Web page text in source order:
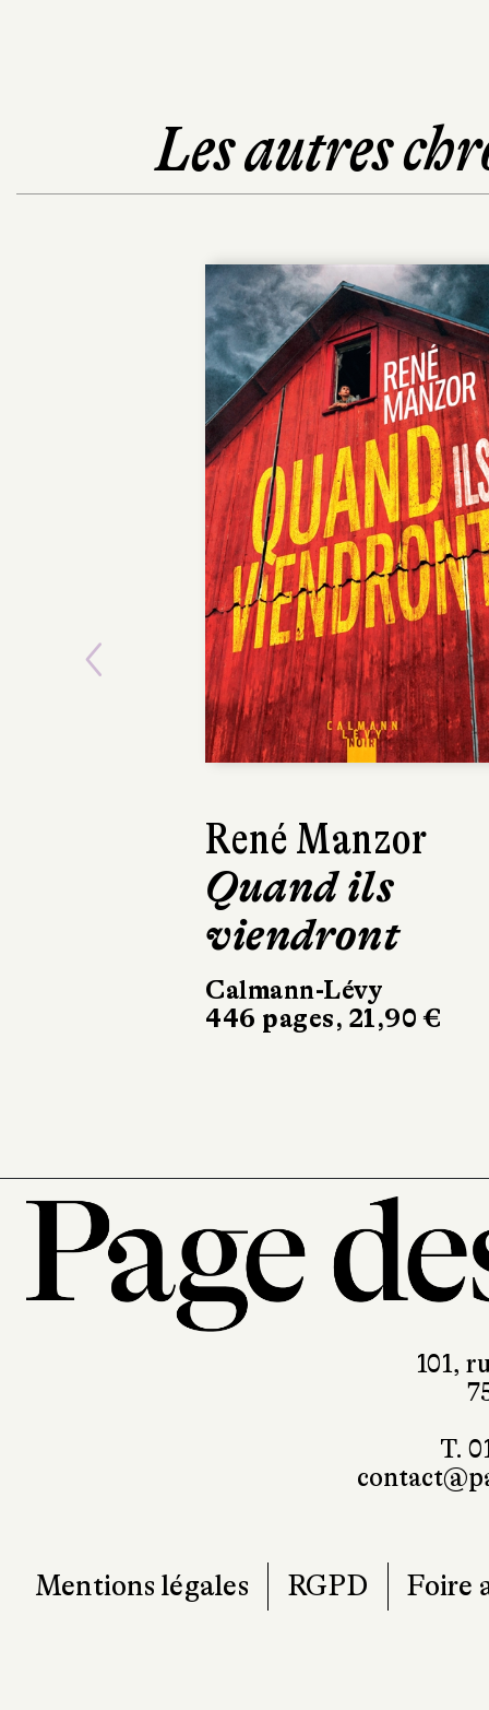
Les autres
Isabelle
Lagarrigue
C'est l'histoire
d'un amour
Récamier
Previous
101,
T.
Mentions légales RGPD Foire